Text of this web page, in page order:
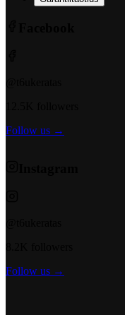
Follow us →
Follow us →